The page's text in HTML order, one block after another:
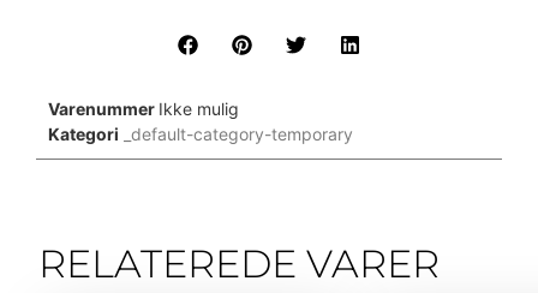
Varenummer Ikke mulig
Kategori
_default-category-temporary
RELATEREDE VARER